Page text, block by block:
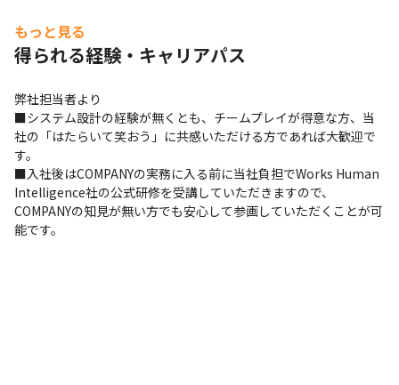
もっと見る
得られる経験・キャリアパス
弊社担当者より
■システム設計の経験が無くとも、チームプレイが得意な方、当
社の「はたらいて笑おう」に共感いただける方であれば大歓迎で
す。
■入社後はCOMPANYの実務に入る前に当社負担でWorks Human
Intelligence社の公式研修を受講していただきますので、
COMPANYの知見が無い方でも安心して参画していただくことが可
能です。